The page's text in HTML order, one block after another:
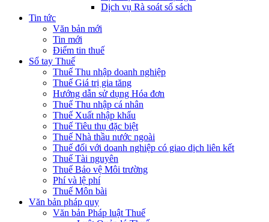
Dịch vụ Rà soát sổ sách
Tin tức
Văn bản mới
Tin mới
Điểm tin thuế
Sổ tay Thuế
Thuế Thu nhập doanh nghiệp
Thuế Giá trị gia tăng
Hướng dẫn sử dụng Hóa đơn
Thuế Thu nhập cá nhân
Thuế Xuất nhập khẩu
Thuế Tiêu thụ đặc biệt
Thuế Nhà thầu nước ngoài
Thuế đối với doanh nghiệp có giao dịch liên kết
Thuế Tài nguyên
Thuế Bảo vệ Môi trường
Phí và lệ phí
Thuế Môn bài
Văn bản pháp quy
Văn bản Pháp luật Thuế